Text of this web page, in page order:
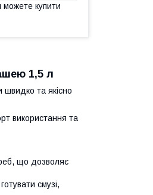
можете купити
1,5 л
та якісно
використання та
що дозволяє
смузі,